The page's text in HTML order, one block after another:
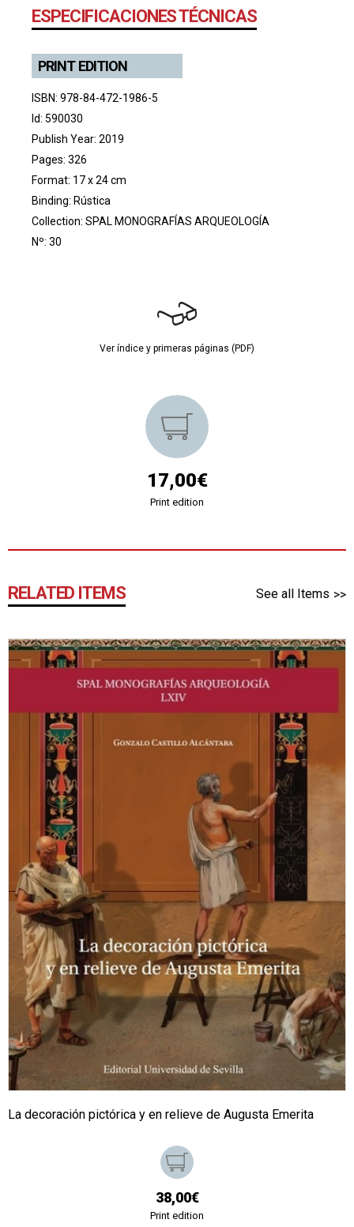
ESPECIFICACIONES TÉCNICAS
PRINT EDITION
ISBN: 978-84-472-1986-5
Id: 590030
Publish Year: 2019
Pages: 326
Format: 17 x 24 cm
Binding: Rústica
Collection: SPAL MONOGRAFÍAS ARQUEOLOGÍA
Nº: 30
Ver índice y primeras páginas (PDF)
17,00€
Print edition
RELATED ITEMS See all Items
La decoración pictórica y en relieve de Augusta Emerita
38,00€
Print edition